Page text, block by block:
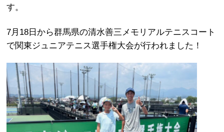
す。
7月18日から群馬県の清水善三メモリアルテニスコート
で関東ジュニアテニス選手権大会が行われました！